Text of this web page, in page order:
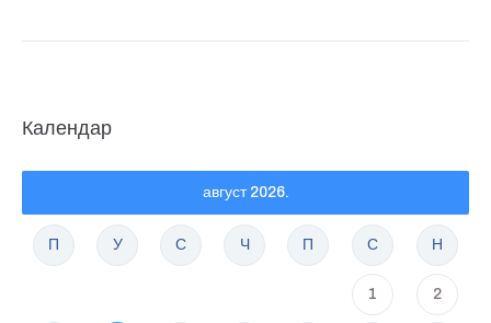
Календар
август 2026.
П У С Ч П С Н
1 2